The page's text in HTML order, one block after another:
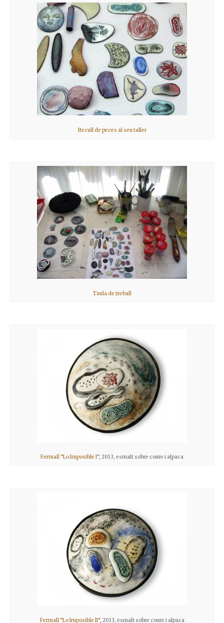
Recull de peces al seu taller
Taula de treball
Fermall “Lo Imposible I“, 2013, esmalt sobre coure i alpaca
Fermall “Lo Imposible II“, 2013, esmalt sobre coure i alpaca